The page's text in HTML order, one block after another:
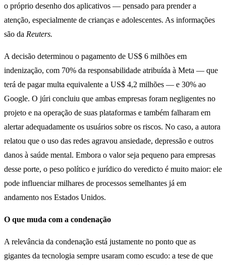
o próprio desenho dos aplicativos — pensado para prender a
atenção, especialmente de crianças e adolescentes. As informações
são da Reuters.
A decisão determinou o pagamento de US$ 6 milhões em
indenização, com 70% da responsabilidade atribuída à Meta — que
terá de pagar multa equivalente a US$ 4,2 milhões — e 30% ao
Google. O júri concluiu que ambas empresas foram negligentes no
projeto e na operação de suas plataformas e também falharam em
alertar adequadamente os usuários sobre os riscos. No caso, a autora
relatou que o uso das redes agravou ansiedade, depressão e outros
danos à saúde mental. Embora o valor seja pequeno para empresas
desse porte, o peso político e jurídico do veredicto é muito maior: ele
pode influenciar milhares de processos semelhantes já em
andamento nos Estados Unidos.
O que muda com a condenação
A relevância da condenação está justamente no ponto que as
gigantes da tecnologia sempre usaram como escudo: a tese de que